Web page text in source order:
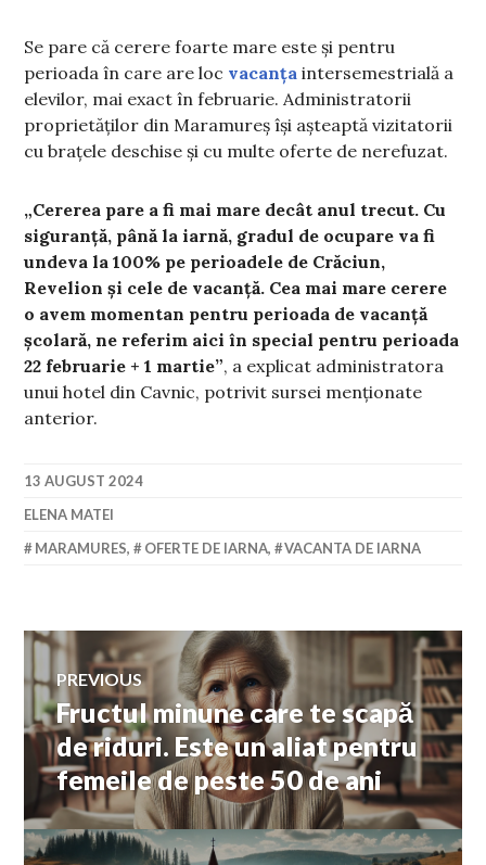
Se pare că cerere foarte mare este și pentru
perioada în care are loc vacanța intersemestrială a
elevilor, mai exact în februarie. Administratorii
proprietăților din Maramureș își așteaptă vizitatorii
cu brațele deschise și cu multe oferte de nerefuzat.
„Cererea pare a fi mai mare decât anul trecut. Cu
siguranță, până la iarnă, gradul de ocupare va fi
undeva la 100% pe perioadele de Crăciun,
Revelion şi cele de vacanță. Cea mai mare cerere
o avem momentan pentru perioada de vacanță
școlară, ne referim aici în special pentru perioada
22 februarie + 1 martie”, a explicat administratora
unui hotel din Cavnic, potrivit sursei menționate
anterior.
13 AUGUST 2024
ELENA MATEI
MARAMURES, OFERTE DE IARNA, VACANTA DE IARNA
Navigare
în
articole
PREVIOUS
Previous
post:
Fructul minune care te scapă
de riduri. Este un aliat pentru
femeile de peste 50 de ani